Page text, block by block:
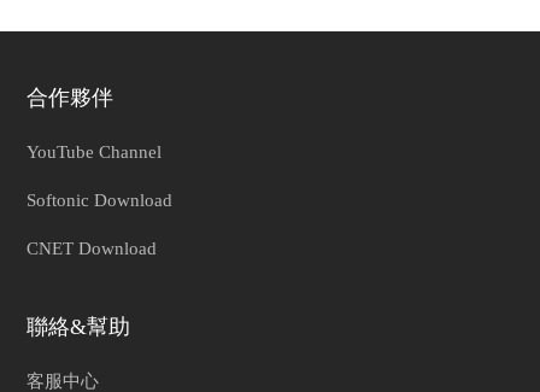
合作夥伴
YouTube Channel
Softonic Download
CNET Download
聯絡&幫助
客服中心